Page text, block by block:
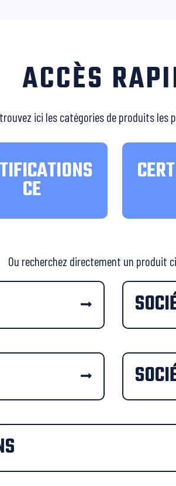
ACCÈS
ici les catégories de produits les
CE
Ou recherchez directement un produit